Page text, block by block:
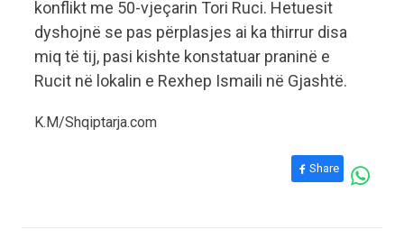
konflikt me 50-vjeçarin Tori Ruci. Hetuesit
dyshojnë se pas përplasjes ai ka thirrur disa
miq të tij, pasi kishte konstatuar praninë e
Rucit në lokalin e Rexhep Ismaili në Gjashtë.
K.M/Shqiptarja.com
Share